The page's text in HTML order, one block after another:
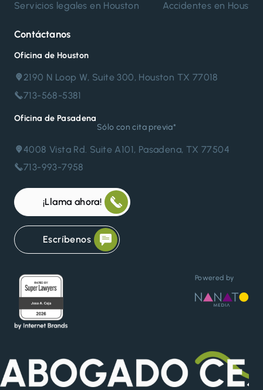
Servicios legales en Houston Accidentes en Houston
Contáctanos
Oficina de Houston
2190 N Loop W, Suite 300, Houston TX 77018
713-568-5381
Oficina de Pasadena
Sólo con cita previa*
4008 Vista Rd. Suite A101, Pasadena, TX 77504
713-993-7958
¡Llama ahora!
Escríbenos
Powered by